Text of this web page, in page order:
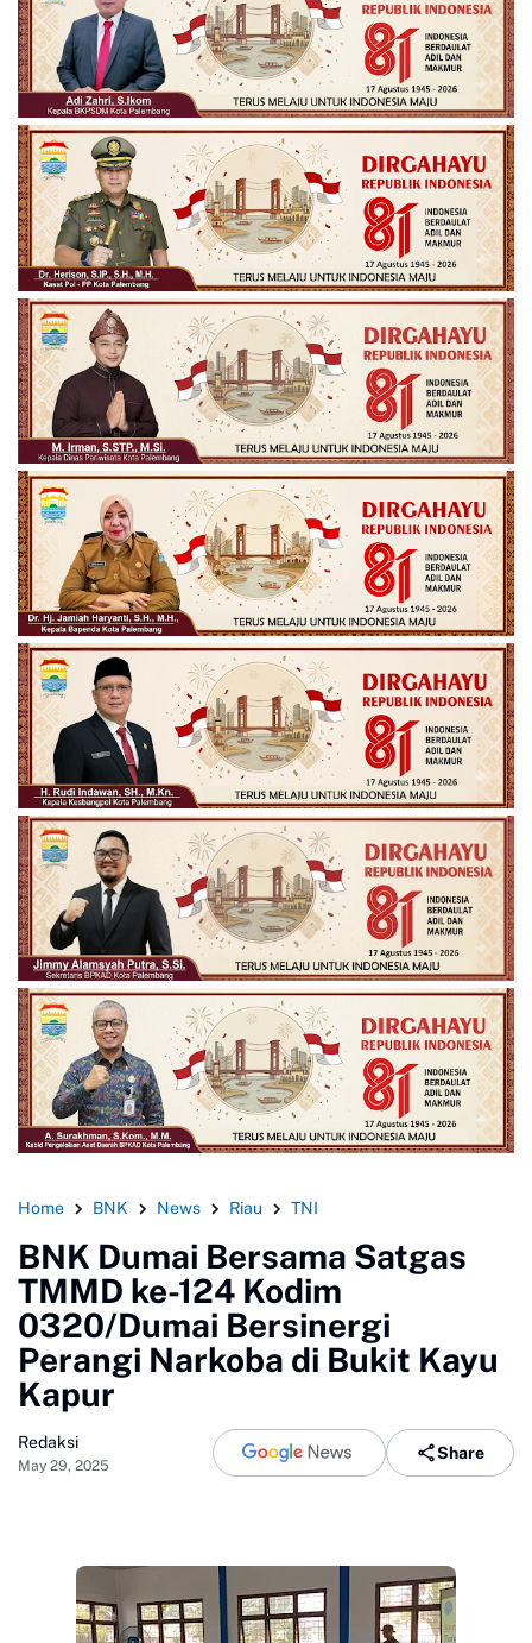
Home BNK News Riau TNI
BNK Dumai Bersama Satgas
TMMD ke-124 Kodim
0320/Dumai Bersinergi
Perangi Narkoba di Bukit Kayu
Kapur
Redaksi
May 29, 2025
Share